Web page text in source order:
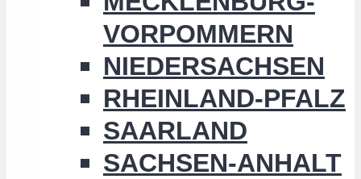
VORPOMMERN
NIEDERSACHSEN
RHEINLAND-PFALZ
SAARLAND
SACHSEN-ANHALT